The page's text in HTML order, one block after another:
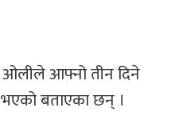
ओलीले आफ्नो तीन दिने
बताएका छन् ।